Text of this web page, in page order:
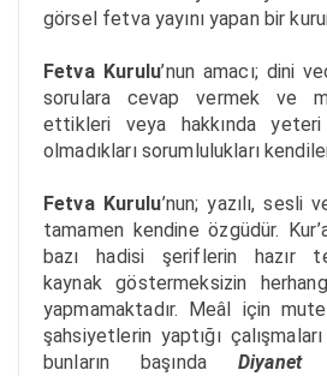
görsel fetva yayını yapan bir
Fetva Kurulu’nun amacı; dini
sorulara cevap vermek ve
ettikleri veya hakkında
olmadıkları sorumlulukları
Fetva Kurulu’nun; yazılı, sesli
tamamen kendine özgüdür.
bazı hadisi şeriflerin hazır
kaynak göstermeksizin
yapmamaktadır. Meâl için
şahsiyetlerin yaptığı
bunların başında Diyanet